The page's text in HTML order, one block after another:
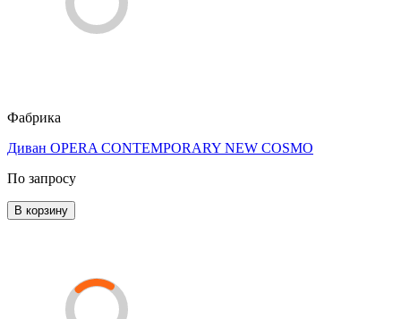
Фабрика
Диван OPERA CONTEMPORARY NEW COSMO
По запросу
В корзину